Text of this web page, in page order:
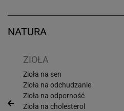
NATURA
ZIOŁA
Zioła na sen
Zioła na odchudzanie
Zioła na odporność
Zioła na cholesterol